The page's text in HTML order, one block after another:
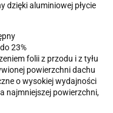
dzięki aluminiowej płycie
23%
folii z przodu i z tyłu
powierzchni dachu
o wysokiej wydajności
najmniejszej powierzchni,